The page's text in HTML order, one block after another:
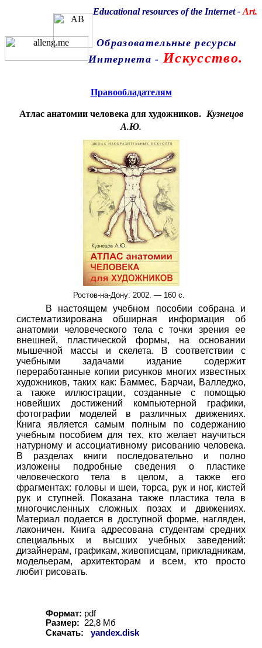
Educational resources of the Internet- Art.
Образовательные ресурсы
Интернета -Искусство.
Правообладателям
Атлас анатомии человека для художников. Кузнецов
А.Ю.
Ростов-на-Дону: 2002. — 160 с.
В настоящем учебном пособии собрана и
систематизирована обширная информация об
анатомии человеческого тела с точки зрения ее
внешней, пластической формы, на основании
мышечной массы и скелета. В соответствии с
учебными задачами издание содержит
переработанные копии рисунков многих известных
художников, таких как: Баммес, Барчаи, Валледжо,
а также иллюстрации, созданные с помощью
новейших достижений компьютерной графики,
фотографии моделей в различных движениях.
Книга является самым полным по содержанию
учебным пособием для тех, кто желает научиться
натурному и ассоциативному рисованию человека.
В разделах книги последовательно и полно
изложены подробные сведения о пластике
человеческого тела в целом, а также его
фрагментах: головы и шеи, торса, рук и ног, кистей
рук и ступней. Показана также пластика тела в
многочисленных сложных позах и движениях.
Материал подается в доступной форме, нагляден,
лаконичен. Книга адресована студентам средних
специальных и высших учебных заведений:
дизайнерам, графикам, живописцам, прикладникам,
модельерам, архитекторам и всем, кто просто
любит рисовать.
Формат: pdf
Размер:
22,8 Мб
Скачать:
yandex.disk